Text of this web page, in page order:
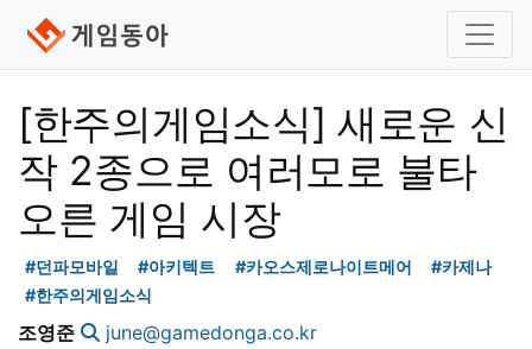
[한주의게임소식] 새로운 신
작 2종으로 여러모로 불타
오른 게임 시장
#던파모바일 #아키텍트 #카오스제로나이트메어
#카제나
#한주의게임소식
조영준 june@gamedonga.co.kr